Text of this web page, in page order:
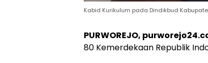
Kabid Kurikulum pada Dindikbud
PURWOREJO,
80 Kemerdekaan Republik